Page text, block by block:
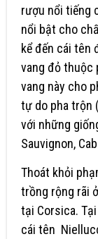
rượu nổi tiếng
nổi bật cho
kể đến cái tên
vang đỏ thuộc
vang này cho
tự do pha trộn
với những
Sauvignon,
Thoát khỏi
trồng rộng rãi
tại Corsica.
cái tên